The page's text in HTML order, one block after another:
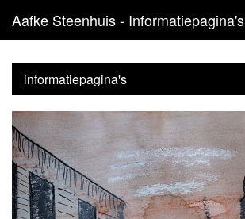
Aafke Steenhuis - Informatiepagina's
informatiepagina's